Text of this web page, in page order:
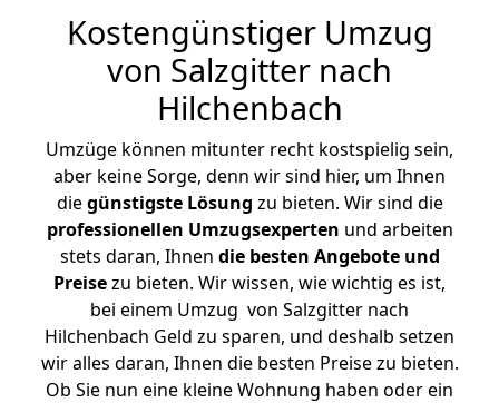
Kostengünstiger Umzug
von Salzgitter nach
Hilchenbach
Umzüge können mitunter recht kostspielig sein,
aber keine Sorge, denn wir sind hier, um Ihnen
diegünstigste Lösung zu bieten. Wir sind die
professionellen Umzugsexperten und arbeiten
stets daran, Ihnen die besten Angebote und
Preisezu bieten. Wir wissen, wie wichtig es ist,
bei einem Umzug von Salzgitter nach
Hilchenbach Geld zu sparen, und deshalb setzen
wir alles daran, Ihnen die besten Preise zu bieten.
Ob Sie nun eine kleine Wohnung haben oder ein